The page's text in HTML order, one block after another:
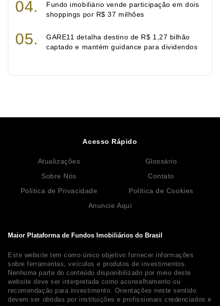
Fundo imobiliário vende participação em dois
shoppings por R$ 37 milhões
GARE11 detalha destino de R$ 1,27 bilhão
captado e mantém guidance para dividendos
Maior Plataforma de Fundos Imobiliários do Brasil
Este website tem como único objetivo fornecer informações
sobre ferramentas, veículos e produtos de investimentos.
Nenhuma parte do conteúdo disponibilizado por meio deste
website deve ser interpretada como aconselhamento ou
recomendação para investimento. Orientações neste sentido
devem ser obtidas por instituições e profissionais credenciados e
Acesso Rápido
Atualizações
Glossário
Sobre Nós
Contato
Política de Privacidade
Política de Cookies
Anuncie Aqui